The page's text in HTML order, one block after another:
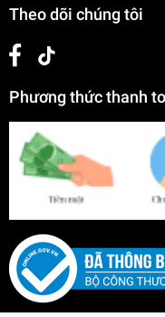
Theo dõi chúng tôi
Phương thức thanh